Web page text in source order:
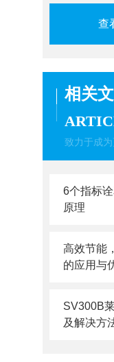
查
相关
致力于成
6个指标
原理
高效节能
的应用与
SV300B
及解决方